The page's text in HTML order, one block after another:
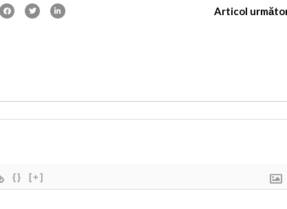
Articol
{} [+]